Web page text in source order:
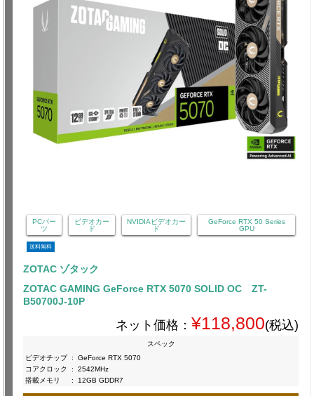
PCパー
ツ
ビデオカー
ド
NVIDIAビデオカー
ド
GeForce RTX 50 Series
GPU
送料無料
ZOTAC ゾタック
ZOTAC GAMING GeForce RTX 5070 SOLID OC ZT-
B50700J-10P
ネット価格： ¥118,800(税込)
スペック
ビデオチップ :
GeForce RTX 5070
コアクロック
:
2542MHz
搭載メモリ
: 12GB GDDR7